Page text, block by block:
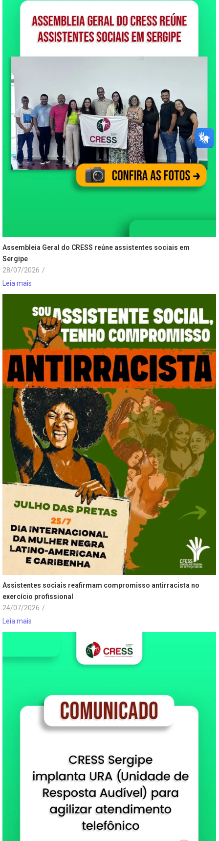
Assembleia Geral do CRESS reúne assistentes sociais em
Sergipe
28/07/2026 /
Leia mais
Assistentes sociais reafirmam compromisso antirracista no
exercício profissional
24/07/2026 /
Leia mais